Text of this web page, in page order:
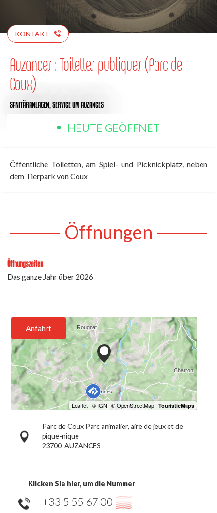
KONTAKT
Auzances : Toilettes publiques (Parc de
Coux)
SANITÄRANLAGEN, SERVICEUM AUZANCES
HEUTE GEÖFFNET
Öffentliche Toiletten, am Spiel- und Picknickplatz, neben
dem Tierpark von Coux
Öffnungen
Öffnungszeiten
Das ganze Jahr über 2026
Anfahrt
Parc de Coux Parc animalier, aire de jeux et de
pique-nique
23700 AUZANCES
Klicken Sie hier, um die Nummer
+33 5 55 67 00 ▒▒